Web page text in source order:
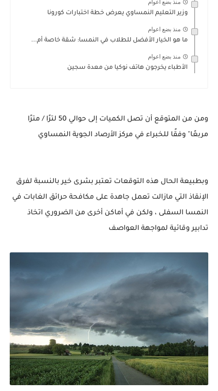
منذ بضع اعوام
وزير التعليم النمساوي يعرض خطة اختبارات كورونا
منذ بضع اعوام
ما هو الخيار الأفضل للطلاب في النمسا: شقة خاصة أم...
منذ بضع اعوام
الأطباء يخرجون هاتف نوكيا من معدة سجين
ومن من المتوقع أن تصل الكميات إلى حوالي 50 لترًا / مترًا
مربعًا" وفقًا للخبراء في مركز الأرصاد الجوية النمساوي
وبطبيعة الحال هذه التوقعات تعتبر بشرى خير بالنسبة لفرق
الإنقاذ التي مازالت تعمل جاهدة على مكافحة حرائق الغابات في
النمسا السفلى ، ولكن في أماكن أخرى من الضروري اتخاذ
تدابير وقائية لمواجهة العواصف